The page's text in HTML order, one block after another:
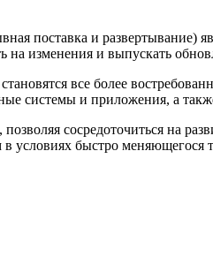
поставка и развертывание)
на изменения и выпускать
становятся все более
системы и приложения, а
сосредоточиться на
условиях быстро меняющегося